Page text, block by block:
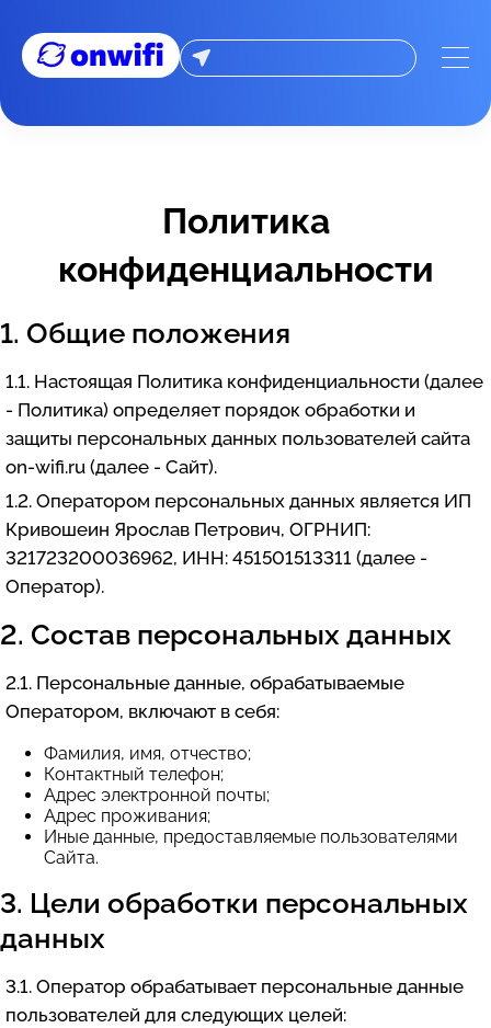
Политика
конфиденциальности
1. Общие положения
1.1. Настоящая Политика конфиденциальности (далее
- Политика) определяет порядок обработки и
защиты персональных данных пользователей сайта
on-wifi.ru (далее - Сайт).
1.2. Оператором персональных данных является ИП
Кривошеин Ярослав Петрович, ОГРНИП:
321723200036962, ИНН: 451501513311 (далее -
Оператор).
2. Состав персональных данных
2.1. Персональные данные, обрабатываемые
Оператором, включают в себя:
Фамилия, имя, отчество;
Контактный телефон;
Адрес электронной почты;
Адрес проживания;
Иные данные, предоставляемые пользователями
Сайта.
3. Цели обработки персональных
данных
3.1. Оператор обрабатывает персональные данные
пользователей для следующих целей: